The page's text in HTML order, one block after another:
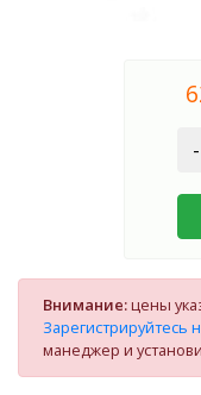
-
Внимание:цены
Зарегистрируйтесь
манеджер и